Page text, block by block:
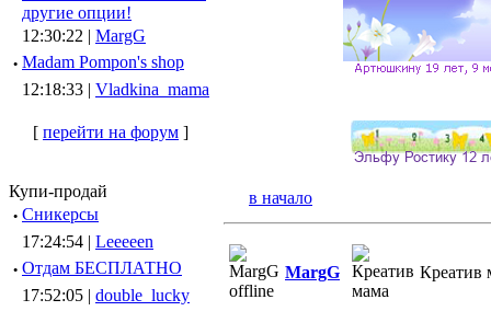
другие опции!
12:30:22 | MargG
· Madam Pompon's shop
12:18:33 | Vladkina_mama
[ перейти на форум ]
Купи-продай
· Сникерсы
17:24:54 | Leeeeen
· Отдам БЕСПЛАТНО
17:52:05 | double_lucky
в начало
MargG Креатив